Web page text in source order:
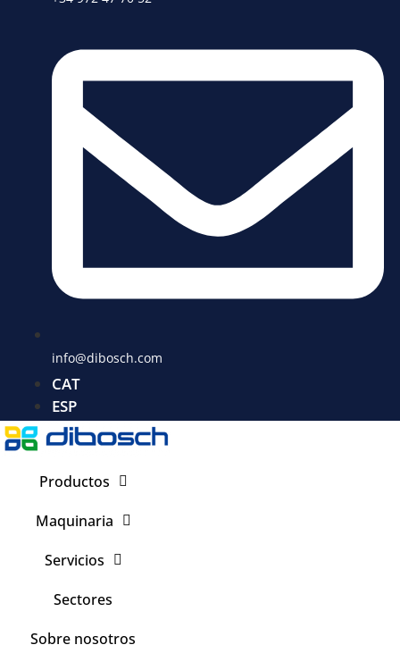
info@dibosch.com
CAT
ESP
Productos
Maquinaria
Servicios
Sectores
Sobre nosotros